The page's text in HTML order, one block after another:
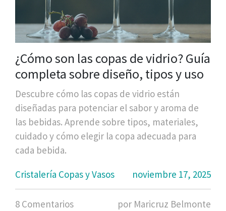
¿Cómo son las copas de vidrio? Guía
completa sobre diseño, tipos y uso
Descubre cómo las copas de vidrio están
diseñadas para potenciar el sabor y aroma de
las bebidas. Aprende sobre tipos, materiales,
cuidado y cómo elegir la copa adecuada para
cada bebida.
Cristalería Copas y Vasos
noviembre 17, 2025
8 Comentarios por Maricruz Belmonte